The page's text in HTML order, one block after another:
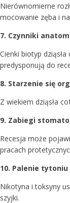
Nierównomierne
mocowanie zęba i
7. Czynniki
Cienki biotyp
predysponują do
8. Starzenie się
Z wiekiem dziąsła
9. Zabiegi
Recesja może
pracach
10. Palenie tytoniu
Nikotyna i toksyny
szyjki.